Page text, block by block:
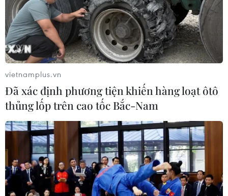
Theo dõi VietnamPlus
TIN LIÊN QUAN
vietnamplus.vn
Đã xác định phương tiện khiến hàng loạt ôtô
thủng lốp trên cao tốc Bắc-Nam